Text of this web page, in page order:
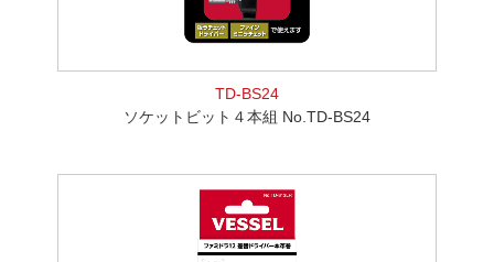
TD-BS24
ソケットビット４本組 No.TD-BS24